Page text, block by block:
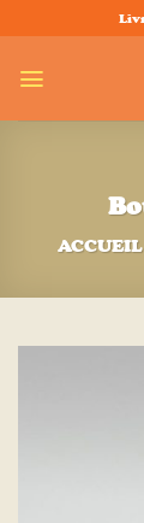
au
contenu
ACCUEIL